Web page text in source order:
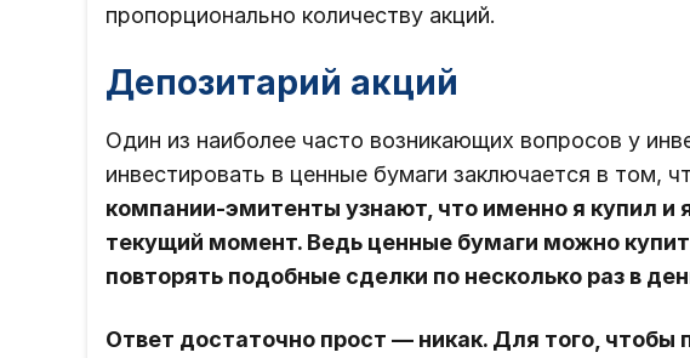
пропорционально количеству акций.
Депозитарий акций
Один из наиболее часто возникающих вопросов у
инвестировать в ценные бумаги заключается в том,
компании-эмитенты узнают, что именно я купил
текущий момент. Ведь ценные бумаги можно
повторять подобные сделки по несколько раз в
Ответ достаточно прост — никак. Для того, чтобы